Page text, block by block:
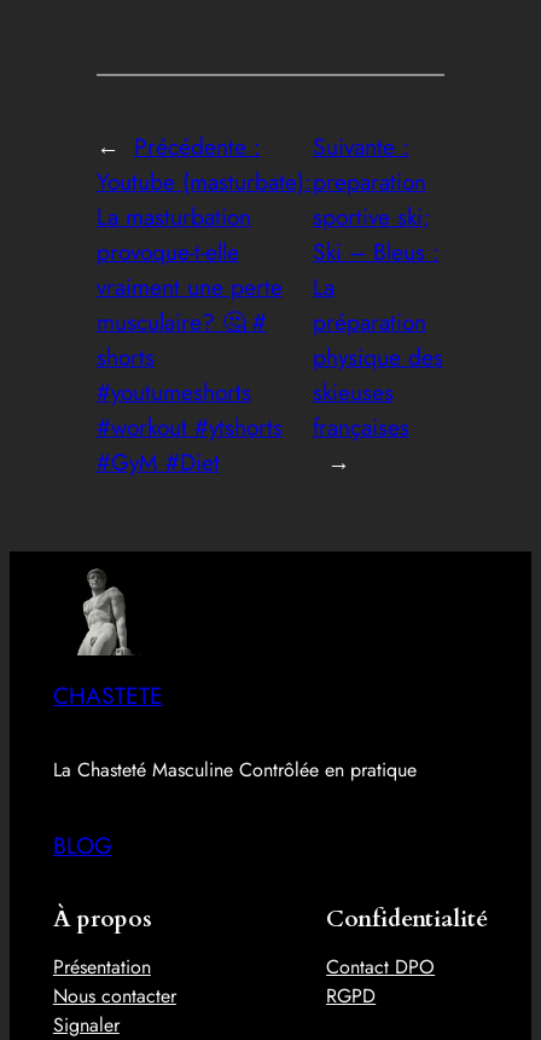
← Précédente :
Youtube (masturbate):
La masturbation
provoque-t-elle
vraiment une perte
musculaire? 🤔 #
shorts
#youtumeshorts
#workout #ytshorts
#GyM #Diet
Suivante :
preparation
sportive ski;
Ski – Bleus :
La
préparation
physique des
skieuses
françaises
→
CHASTETE
La Chasteté Masculine Contrôlée en pratique
BLOG
À propos
Présentation
Nous contacter
Signaler
Confidentialité
Contact DPO
RGPD